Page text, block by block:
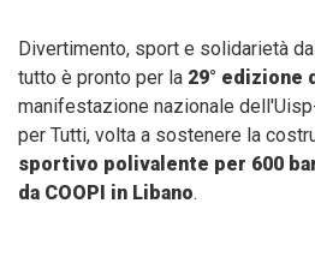
Divertimento, sport e solidarietà
tutto è pronto per la 29° edizione
manifestazione nazionale
per Tutti, volta a sostenere la
sportivo polivalente per 600
da COOPI in Libano.